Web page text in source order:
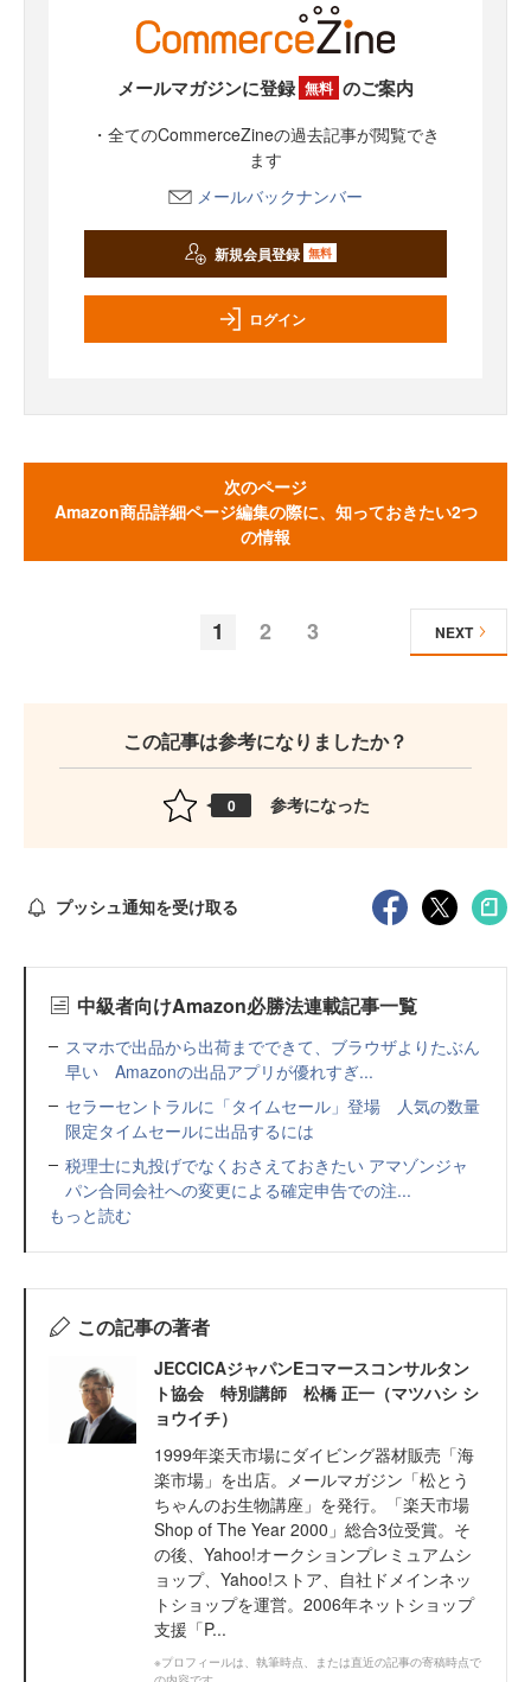
メールマガジンに登録 無料 のご案内
・全てのCommerceZineの過去記事が閲覧でき
ます
メールバックナンバー
新規会員登録 無料
ログイン
次のページ
Amazon商品詳細ページ編集の際に、知っておきたい2つ
の情報
1 2 3 NEXT
この記事は参考になりましたか？
0 参考になった
プッシュ通知を受け取る
中級者向けAmazon必勝法連載記事一覧
スマホで出品から出荷までできて、ブラウザよりたぶん
早い Amazonの出品アプリが優れすぎ...
セラーセントラルに「タイムセール」登場 人気の数量
限定タイムセールに出品するには
税理士に丸投げでなくおさえておきたい アマゾンジャ
パン合同会社への変更による確定申告での注...
もっと読む
この記事の著者
JECCICAジャパンEコマースコンサルタン
ト協会 特別講師 松橋 正一（マツハシ シ
ョウイチ）
1999年楽天市場にダイビング器材販売「海
楽市場」を出店。メールマガジン「松とう
ちゃんのお生物講座」を発行。「楽天市場
Shop of The Year 2000」総合3位受賞。そ
の後、Yahoo!オークションプレミュアムシ
ョップ、Yahoo!ストア、自社ドメインネッ
トショップを運営。2006年ネットショップ
支援「P...
※プロフィールは、執筆時点、または直近の記事の寄稿時点で